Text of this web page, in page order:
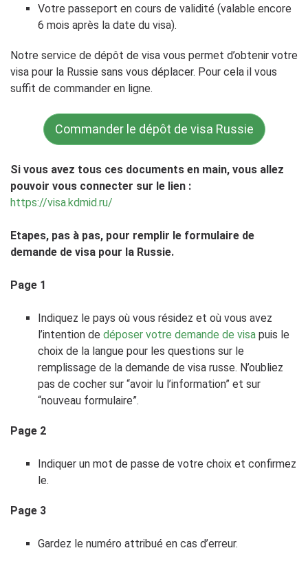
Votre passeport en cours de validité (valable encore
6 mois après la date du visa).
Notre service de dépôt de visa vous permet d’obtenir votre
visa pour la Russie sans vous déplacer. Pour cela il vous
suffit de commander en ligne.
Commander le dépôt de visa Russie
Si vous avez tous ces documents en main, vous allez
pouvoir vous connecter sur le lien :
https://visa.kdmid.ru/
Etapes, pas à pas, pour remplir le formulaire de
demande de visa pour la Russie.
Page 1
Indiquez le pays où vous résidez et où vous avez
l’intention de déposer votre demande de visa puis le
choix de la langue pour les questions sur le
remplissage de la demande de visa russe. N’oubliez
pas de cocher sur “avoir lu l’information” et sur
“nouveau formulaire”.
Page 2
Indiquer un mot de passe de votre choix et confirmez
le.
Page 3
Gardez le numéro attribué en cas d’erreur.